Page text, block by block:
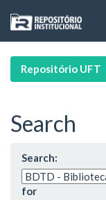
navigation
Repositório UFT
Search
Search:
for